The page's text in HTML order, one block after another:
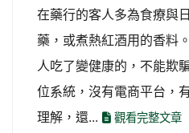
在藥行的客人多為食療與
藥，或煮熱紅酒用的香料
人吃了變健康的，不能欺
位系統，沒有電商平台，
理解，還...
觀看完整文章